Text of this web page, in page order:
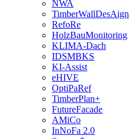
NWA
TimberWallDesAign
RefoRe
HolzBauMonitoring
KLIMA-Dach
IDSMBKS
KI-Assist
eHIVE
OptiPaRef
TimberPlan+
FutureFacade
AMiCo
InNoFa 2.0